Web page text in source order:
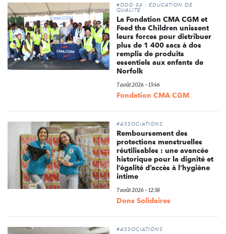
#ODD 04 : ÉDUCATION DE
QUALITÉ
La Fondation CMA CGM et
Feed the Children unissent
leurs forces pour distribuer
plus de 1 400 sacs à dos
remplis de produits
essentiels aux enfants de
Norfolk
7 août 2026 - 13:46
Fondation CMA CGM
#ASSOCIATIONS
Remboursement des
protections menstruelles
réutilisables : une avancée
historique pour la dignité et
l’égalité d’accès à l’hygiène
intime
7 août 2026 - 12:38
Dons Solidaires
#ASSOCIATIONS